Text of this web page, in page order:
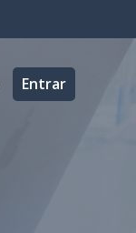
Entrar